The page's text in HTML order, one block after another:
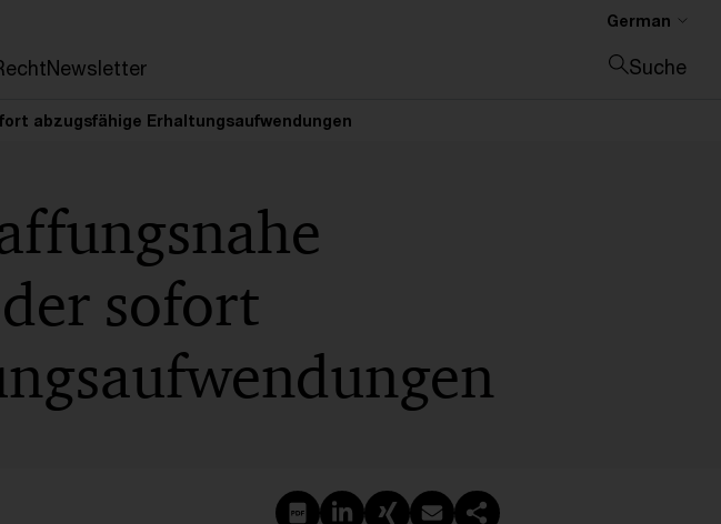
Newsletter
German
Suche
abzugsfähige Erhaltungsaufwendungen
sofort
PDF erstellen
Auf LinkedIn teilen
Auf Xing teilen
Per E-Mail teilen
Link kopieren